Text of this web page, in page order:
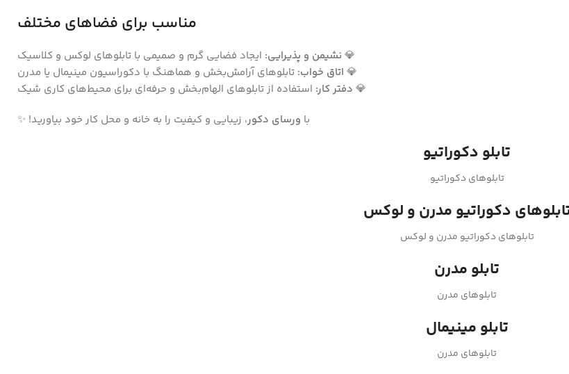
مناسب برای فضاهای مختلف
💎 نشیمن و پذیرایی: ایجاد فضایی گرم و صمیمی با تابلوهای لوکس و کلاسیک
💎 اتاق خواب: تابلوهای آرامش‌بخش و هماهنگ با دکوراسیون مینیمال یا مدرن
💎 دفتر کار: استفاده از تابلوهای الهام‌بخش و حرفه‌ای برای محیط‌های کاری شیک
با ورسای دکور، زیبایی و کیفیت را به خانه و محل کار خود بیاورید! ✨
تابلو دکوراتیو
تابلوهای دکوراتیو
دکوراتیو مدرن و لوکس
تابلوهای دکوراتیو مدرن و لوکس
تابلو مدرن
تابلوهای مدرن
تابلو مینیمال
تابلوهای مدرن